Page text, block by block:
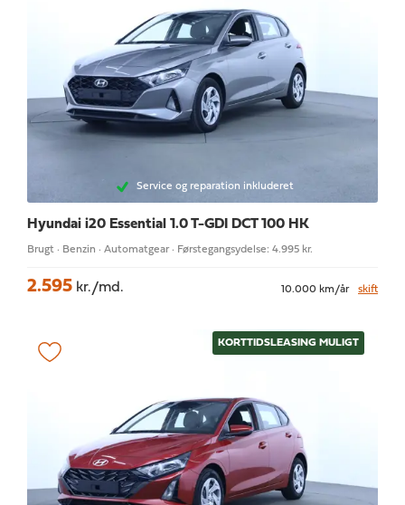
Service og reparation inkluderet
Hyundai i20 Essential 1.0 T-GDI DCT 100 HK
Brugt · Benzin · Automatgear · Førstegangsydelse: 4.995 kr.
2.595 kr./md. 10.000 km/år skift
KORTTIDSLEASING MULIGT